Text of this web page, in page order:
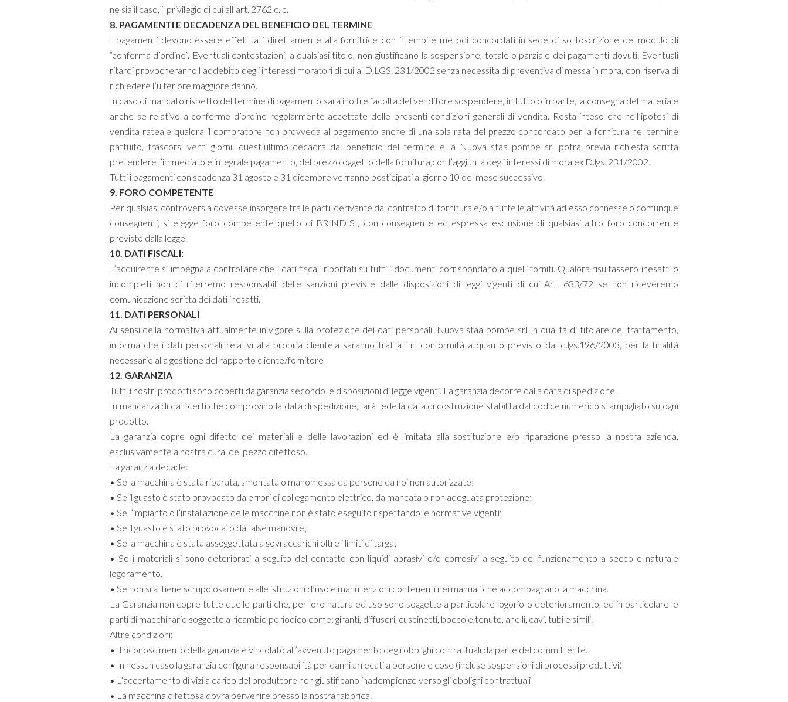
ne sia il caso, il privilegio di cui all’art. 2762 c. c.
8. PAGAMENTI E DECADENZA DEL BENEFICIO DEL TERMINE
I pagamenti devono essere effettuati direttamente alla fornitrice con i tempi e metodi concordati in sede di sottoscrizione del modulo di
“conferma d’ordine”. Eventuali contestazioni, a qualsiasi titolo, non giustificano la sospensione, totale o parziale dei pagamenti dovuti. Eventuali
ritardi provocheranno l’addebito degli interessi moratori di cui al D.LGS. 231/2002 senza necessita di preventiva di messa in mora, con riserva di
richiedere l’ulteriore maggiore danno.
In caso di mancato rispetto del termine di pagamento sarà inoltre facoltà del venditore sospendere, in tutto o in parte, la consegna del materiale
anche se relativo a conferme d’ordine regolarmente accettate delle presenti condizioni generali di vendita. Resta inteso che nell’ipotesi di
vendita rateale qualora il compratore non provveda al pagamento anche di una sola rata del prezzo concordato per la fornitura nel termine
pattuito, trascorsi venti giorni, quest’ultimo decadrà dal beneficio del termine e la Nuova staa pompe srl potrà previa richiesta scritta
pretendere l’immediato e integrale pagamento, del prezzo oggetto della fornitura,con l’aggiunta degli interessi di mora ex D.lgs. 231/2002.
Tutti i pagamenti con scadenza 31 agosto e 31 dicembre verranno posticipati al giorno 10 del mese successivo.
9. FORO COMPETENTE
Per qualsiasi controversia dovesse insorgere tra le parti, derivante dal contratto di fornitura e/o a tutte le attività ad esso connesse o comunque
conseguenti, si elegge foro competente quello di BRINDISI, con conseguente ed espressa esclusione di qualsiasi altro foro concorrente
previsto dalla legge.
10. DATI FISCALI:
L’acquirente si impegna a controllare che i dati fiscali riportati su tutti i documenti corrispondano a quelli forniti. Qualora risultassero inesatti o
incompleti non ci riterremo responsabili delle sanzioni previste dalle disposizioni di leggi vigenti di cui Art. 633/72 se non riceveremo
comunicazione scritta dei dati inesatti.
11. DATI PERSONALI
Ai sensi della normativa attualmente in vigore sulla protezione dei dati personali, Nuova staa pompe srl, in qualità di titolare del trattamento,
informa che i dati personali relativi alla propria clientela saranno trattati in conformità a quanto previsto dal d.lgs.196/2003, per la finalità
necessarie alla gestione del rapporto cliente/fornitore
12. GARANZIA
Tutti i nostri prodotti sono coperti da garanzia secondo le disposizioni di legge vigenti. La garanzia decorre dalla data di spedizione.
In mancanza di dati certi che comprovino la data di spedizione, farà fede la data di costruzione stabilita dal codice numerico stampigliato su ogni
prodotto.
La garanzia copre ogni difetto dei materiali e delle lavorazioni ed è limitata alla sostituzione e/o riparazione presso la nostra azienda,
esclusivamente a nostra cura, del pezzo difettoso.
La garanzia decade:
• Se la macchina è stata riparata, smontata o manomessa da persone da noi non autorizzate;
• Se il guasto è stato provocato da errori di collegamento elettrico, da mancata o non adeguata protezione;
• Se l’impianto o l’installazione delle macchine non è stato eseguito rispettando le normative vigenti;
• Se il guasto è stato provocato da false manovre;
• Se la macchina è stata assoggettata a sovraccarichi oltre i limiti di targa;
• Se i materiali si sono deteriorati a seguito del contatto con liquidi abrasivi e/o corrosivi a seguito del funzionamento a secco e naturale
logoramento.
• Se non si attiene scrupolosamente alle istruzioni d’uso e manutenzioni contenenti nei manuali che accompagnano la macchina.
La Garanzia non copre tutte quelle parti che, per loro natura ed uso sono soggette a particolare logorio o deterioramento, ed in particolare le
parti di macchinario soggette a ricambio periodico come: giranti, diffusori, cuscinetti, boccole,tenute, anelli, cavi, tubi e simili.
Altre condizioni:
• Il riconoscimento della garanzia è vincolato all’avvenuto pagamento degli obblighi contrattuali da parte del committente.
• In nessun caso la garanzia configura responsabilità per danni arrecati a persone e cose (incluse sospensioni di processi produttivi)
• L’accertamento di vizi a carico del produttore non giustificano inadempienze verso gli obblighi contrattuali
• La macchina difettosa dovrà pervenire presso la nostra fabbrica.